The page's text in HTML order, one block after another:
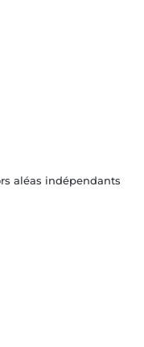
aléas indépendants